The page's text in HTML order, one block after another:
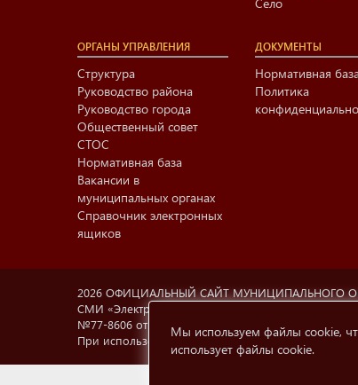
ОРГАНЫ УПРАВЛЕНИЯ
Структура
Руководство района
Руководство города
Общественный совет
СТОС
Нормативная база
Вакансии в
муниципальных органах
Справочник электронных
ящиков
ДОКУМЕНТЫ
Нормативная
Политика
2026 ОФИЦИАЛЬНЫЙ САЙТ МУНИЦИПАЛЬНОГО
СМИ «Электронный Нижнекамск», учредитель
№77-8606 от 12.02.2004, Министерство РФ по
При использовании материалов с сайта e-
Мы используем файлы cookie,
использует файлы cookie.